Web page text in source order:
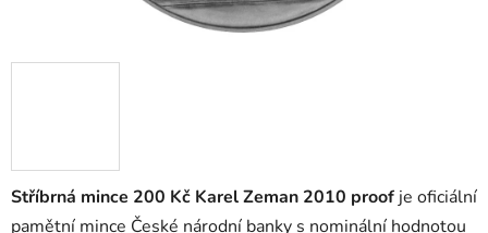
Stříbrná mince 200 Kč Karel Zeman 2010 proof je oficiální
pamětní mince České národní banky s nominální hodnotou